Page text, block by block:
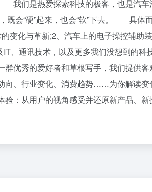
们是热爱探索科技的极客，也是汽车
既会“硬”起来，也会“软”下去。 具体
变化与革新;2、汽车上的电子操控辅助
IT、通讯技术，以及更多我们没想到
优秀的爱好者和草根写手，我们提供客
、行业变化、消费趋势……为你解读
从用户的视角感受并还原新产品、新